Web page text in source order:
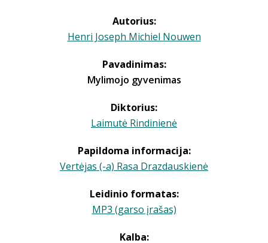
Autorius:
Henri Joseph Michiel Nouwen
Pavadinimas:
Mylimojo gyvenimas
Diktorius:
Laimutė Rindinienė
Papildoma informacija:
Vertėjas (-a) Rasa Drazdauskienė
Leidinio formatas:
MP3 (garso įrašas)
Kalba: